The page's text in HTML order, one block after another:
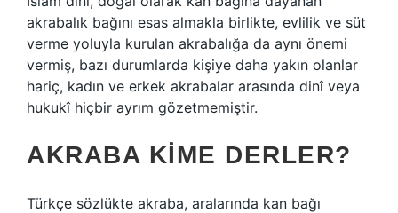
akrabalık bağını esas almakla birlikte, evlilik ve süt
verme yoluyla kurulan akrabalığa da aynı önemi
vermiş, bazı durumlarda kişiye daha yakın olanlar
hariç, kadın ve erkek akrabalar arasında dinî veya
hukukî hiçbir ayrım gözetmemiştir.
AKRABA KIME DERLER?
Türkçe sözlükte akraba, aralarında kan bağı